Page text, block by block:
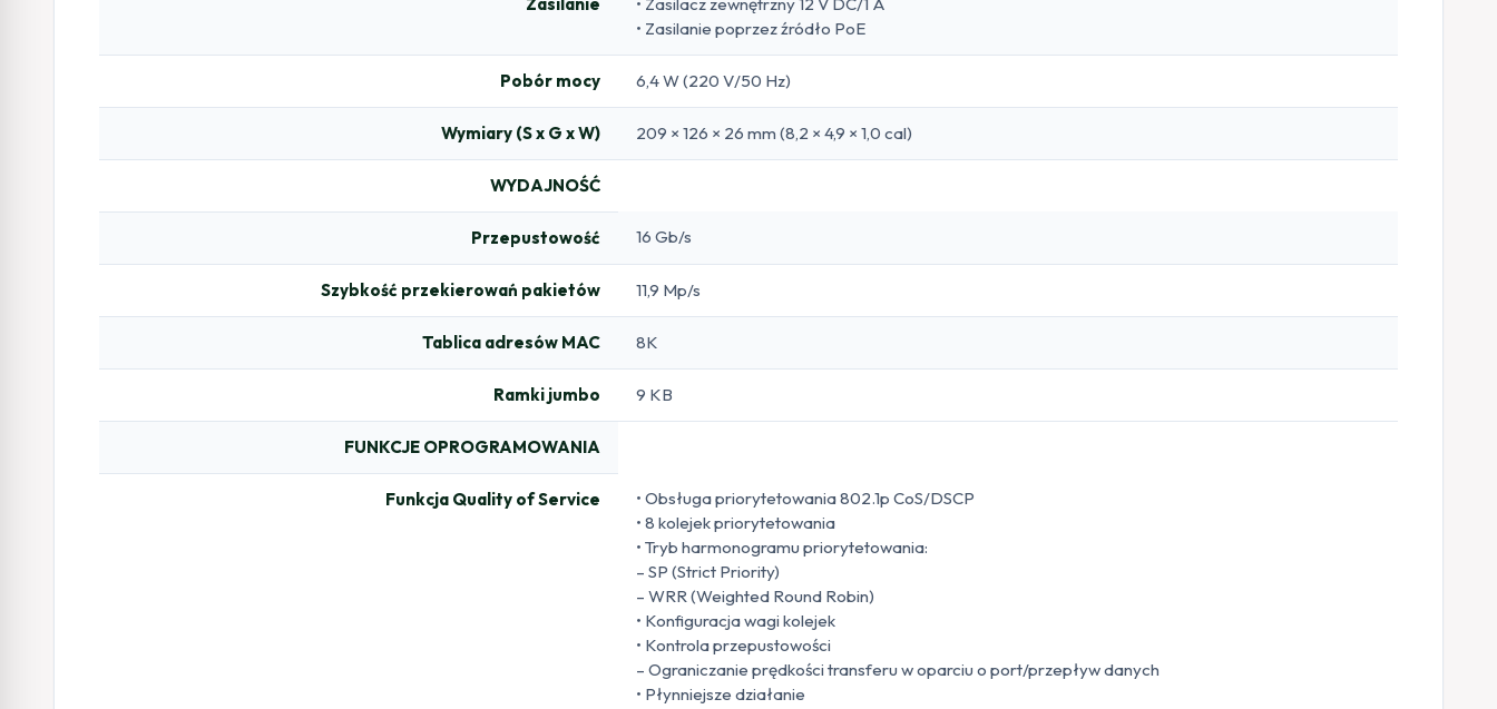
• Zasilanie poprzez źródło PoE
Pobór mocy 6,4 W (220 V/50 Hz)
Wymiary (S x G x W) 209 × 126 × 26 mm (8,2 × 4,9 × 1,0 cal)
WYDAJNOŚĆ
Przepustowość 16 Gb/s
Szybkość przekierowań pakietów 11,9 Mp/s
Tablica adresów MAC 8K
Ramki jumbo 9 KB
FUNKCJE OPROGRAMOWANIA
Funkcja Quality of Service
• Obsługa priorytetowania 802.1p CoS/DSCP
• 8 kolejek priorytetowania
• Tryb harmonogramu priorytetowania:
– SP (Strict Priority)
– WRR (Weighted Round Robin)
• Konfiguracja wagi kolejek
• Kontrola przepustowości
– Ograniczanie prędkości transferu w oparciu o port/przepływ danych
• Płynniejsze działanie